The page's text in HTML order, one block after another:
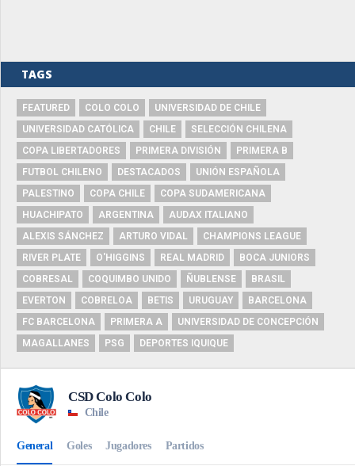
TAGS
FEATURED COLO COLO
UNIVERSIDAD DE CHILE
UNIVERSIDAD CATÓLICA
CHILE
SELECCIÓN CHILENA
COPA LIBERTADORES
PRIMERA DIVISIÓN
PRIMERA B
FUTBOL CHILENO
DESTACADOS
UNIÓN ESPAÑOLA
PALESTINO
COPA CHILE
COPA SUDAMERICANA
HUACHIPATO
ARGENTINA
AUDAX ITALIANO
ALEXIS SÁNCHEZ
ARTURO VIDAL
CHAMPIONS LEAGUE
RIVER PLATE
O'HIGGINS REAL MADRID
BOCA JUNIORS
COBRESAL
COQUIMBO UNIDO ÑUBLENSE
BRASIL
EVERTON
COBRELOA BETIS URUGUAY
BARCELONA
FC BARCELONA
PRIMERA A
UNIVERSIDAD DE CONCEPCIÓN
MAGALLANES
PSG DEPORTES IQUIQUE